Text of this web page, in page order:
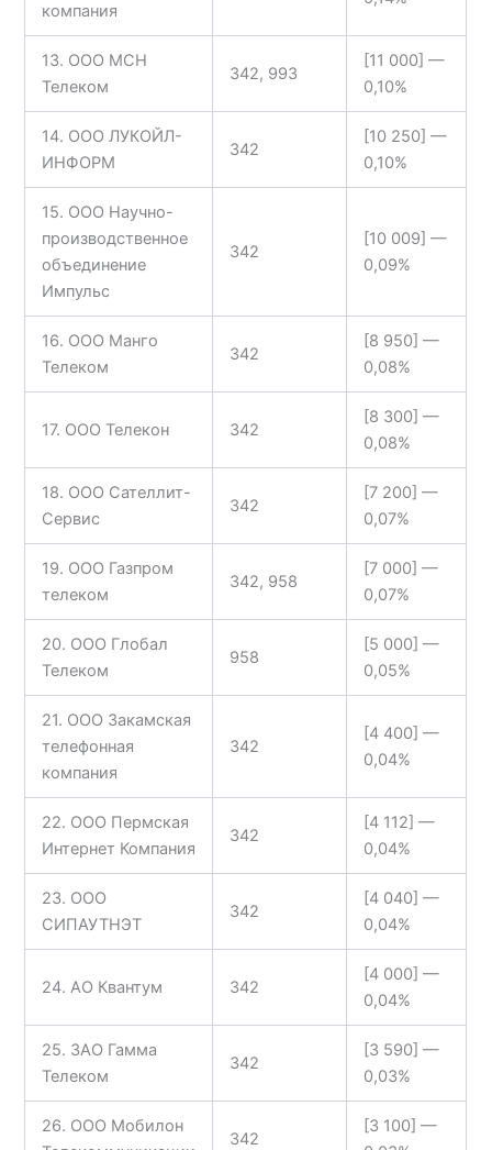
компания
13. ООО МСН
Телеком
342, 993
[11 000] —
0,10%
14. ООО ЛУКОЙЛ-
ИНФОРМ
342
[10 250] —
0,10%
15. ООО Научно-
производственное
объединение
Импульс
342
[10 009] —
0,09%
16. ООО Манго
Телеком
342
[8 950] —
0,08%
17. ООО Телекон 342
[8 300] —
0,08%
18. ООО Сателлит-
Сервис
342
[7 200] —
0,07%
19. ООО Газпром
телеком
342, 958
[7 000] —
0,07%
20. ООО Глобал
Телеком
958
[5 000] —
0,05%
21. ООО Закамская
телефонная
компания
342
[4 400] —
0,04%
22. ООО Пермская
Интернет Компания
342
[4 112] —
0,04%
23. ООО
СИПАУТНЭТ
342
[4 040] —
0,04%
24. АО Квантум 342
[4 000] —
0,04%
25. ЗАО Гамма
Телеком
342
[3 590] —
0,03%
26. ООО Мобилон
342
[3 100] —